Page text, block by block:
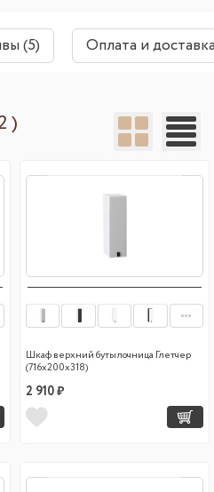
(5) Оплата и
)
Шкаф верхний бутылочница Глетчер
(716х200х318)
2 910 ₽